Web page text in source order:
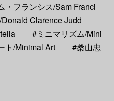
・フランシス/Sam Franci
Clarence Judd
#ミニマリズム/Mini
ト/Minimal Art
#桑山忠